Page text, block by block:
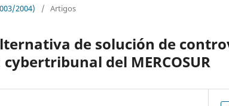
2004) / Artigos
de solución de
cybertribunal del MERCOSUR